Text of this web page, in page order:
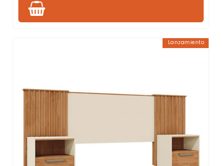
Lanzamiento